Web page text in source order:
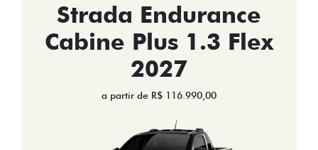
Strada Endurance
Cabine Plus 1.3 Flex
2027
a partir de R$ 116.990,00